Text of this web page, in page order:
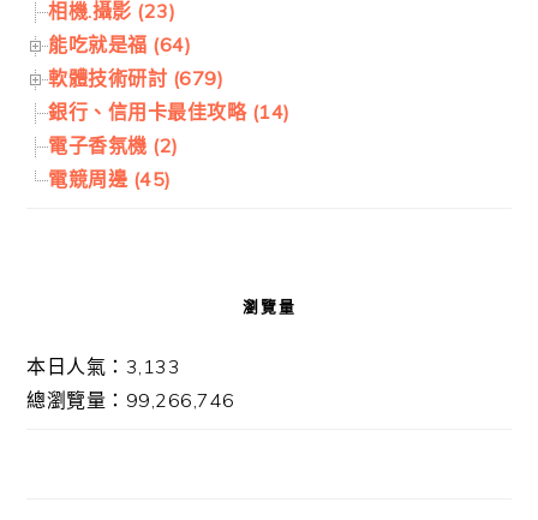
相機.攝影 (23)
能吃就是福 (64)
軟體技術研討 (679)
銀行、信用卡最佳攻略 (14)
電子香氛機 (2)
電競周邊 (45)
瀏覽量
本日人氣：3,133
總瀏覽量：99,266,746